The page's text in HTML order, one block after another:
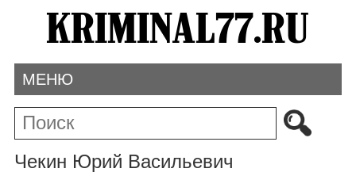
МЕНЮ
Чекин Юрий Васильевич